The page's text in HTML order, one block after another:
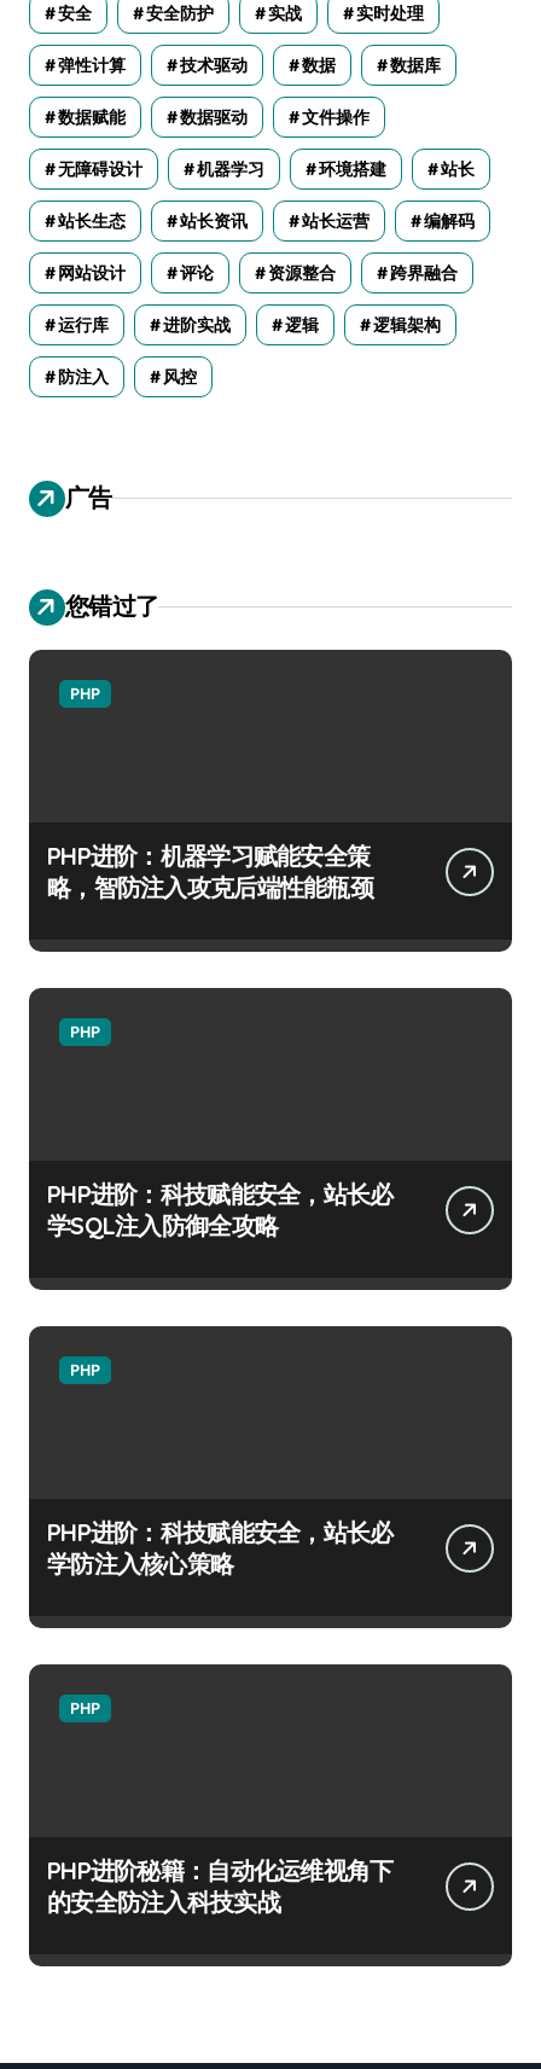
安全 安全防护 实战 实时处理
弹性计算 技术驱动 数据 数据库
数据赋能 数据驱动 文件操作
无障碍设计 机器学习 环境搭建 站长
站长生态 站长资讯 站长运营 编解码
网站设计 评论 资源整合 跨界融合
运行库 进阶实战 逻辑 逻辑架构
防注入 风控
广告
您错过了
PHP
PHP进阶：机器学习赋能安全策
略，智防注入攻克后端性能瓶颈
PHP
PHP进阶：科技赋能安全，站长必
学SQL注入防御全攻略
PHP
PHP进阶：科技赋能安全，站长必
学防注入核心策略
PHP
PHP进阶秘籍：自动化运维视角下
的安全防注入科技实战